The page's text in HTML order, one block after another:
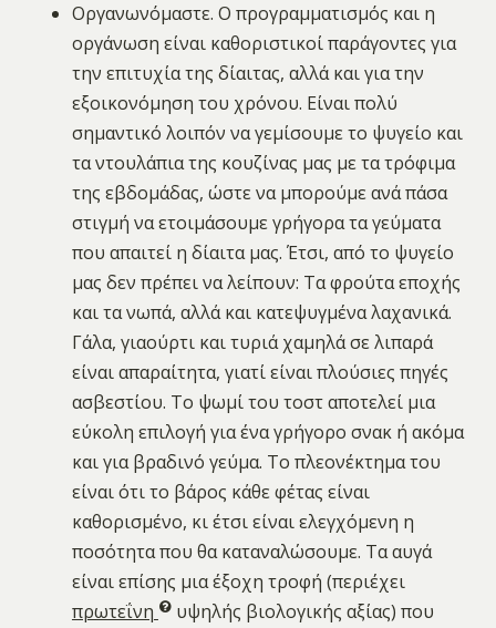
Οργανωνόμαστε. Ο προγραμματισμός και η
οργάνωση είναι καθοριστικοί παράγοντες για
την επιτυχία της δίαιτας, αλλά και για την
εξοικονόμηση του χρόνου. Είναι πολύ
σημαντικό λοιπόν να γεμίσουμε το ψυγείο και
τα ντουλάπια της κουζίνας μας με τα τρόφιμα
της εβδομάδας, ώστε να μπορούμε ανά πάσα
στιγμή να ετοιμάσουμε γρήγορα τα γεύματα
που απαιτεί η δίαιτα μας. Έτσι, από το ψυγείο
μας δεν πρέπει να λείπουν: Τα φρούτα εποχής
και τα νωπά, αλλά και κατεψυγμένα λαχανικά.
Γάλα, γιαούρτι και τυριά χαμηλά σε λιπαρά
είναι απαραίτητα, γιατί είναι πλούσιες πηγές
ασβεστίου. Το ψωμί του τοστ αποτελεί μια
εύκολη επιλογή για ένα γρήγορο σνακ ή ακόμα
και για βραδινό γεύμα. Το πλεονέκτημα του
είναι ότι το βάρος κάθε φέτας είναι
καθορισμένο, κι έτσι είναι ελεγχόμενη η
ποσότητα που θα καταναλώσουμε. Τα αυγά
είναι επίσης μια έξοχη τροφή (περιέχει
πρωτεΐνη
υψηλής βιολογικής αξίας) που